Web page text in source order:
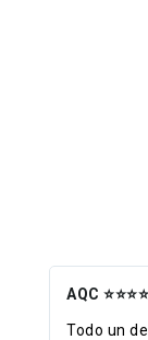
AQC
Todo un